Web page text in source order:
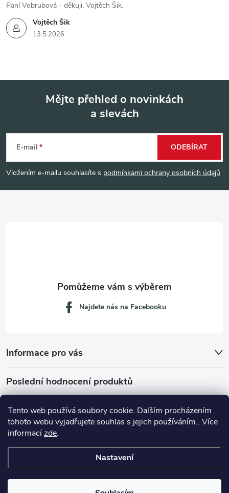
Tento web používá soubory cookie. Dalším procházením
tohoto webu vyjadřujete souhlas s jejich používáním.. Více
informacízde.
Nastavení
Vojtěch Šik
13.5.2026
Paní Vobrubová - děkuji. Vojtěch Šik.
p
a
Mějte přehled o novinkách
a slevách
E-mail
Vložením e-mailu souhlasíte s podmínkami ochrany osobních údajů
ODEBÍRAT
Informace pro vás
Najdete nás na Facebooku
Poslední hodnocení produktů
Dávkovací lžička na mletou kávu 53132C8134
Copyright 2026JM servis. Všechna práva vyhrazena.